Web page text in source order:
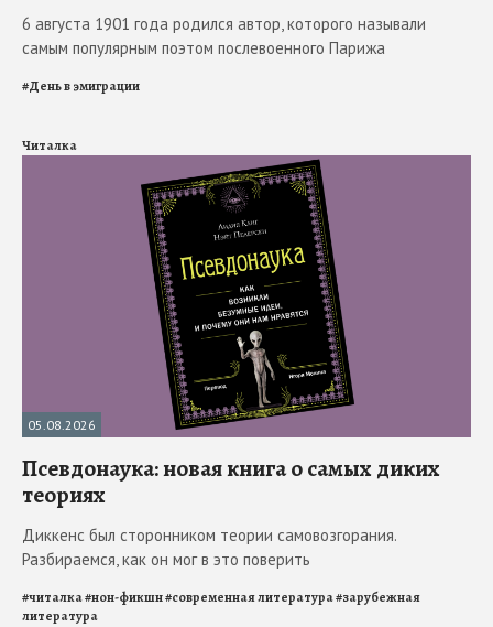
6 августа 1901 года родился автор, которого называли
самым популярным поэтом послевоенного Парижа
#День в эмиграции
Читалка
05.08.2026
Псевдонаука: новая книга о самых диких
теориях
Диккенс был сторонником теории самовозгорания.
Разбираемся, как он мог в это поверить
#читалка#нон-фикшн#современная литература#зарубежная
литература